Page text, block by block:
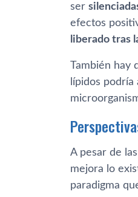
ser
efectos
liberado tras
También hay
lípidos
A pesar de
mejora lo
paradigma